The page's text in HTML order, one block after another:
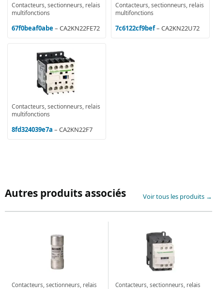
Contacteurs, sectionneurs, relais
multifonctions
67f0beaf0abe– CA2KN22FE72
Contacteurs, sectionneurs, relais
multifonctions
7c6122cf9bef– CA2KN22U72
Contacteurs, sectionneurs, relais
multifonctions
8fd324039e7a – CA2KN22F7
Autres produits associés Voir tous les produits →
Contacteurs, sectionneurs, relais
Contacteurs, sectionneurs, relais